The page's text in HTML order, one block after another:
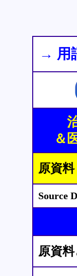
→ 用
＆
原資料
Source
原資